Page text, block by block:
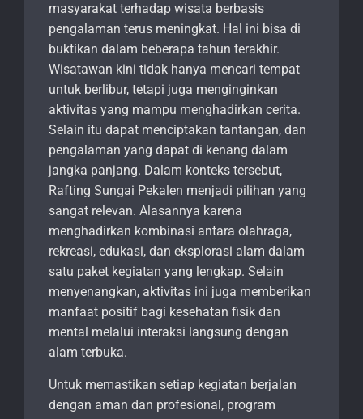
masyarakat terhadap wisata berbasis
pengalaman terus meningkat. Hal ini bisa di
buktikan dalam beberapa tahun terakhir.
Wisatawan kini tidak hanya mencari tempat
untuk berlibur, tetapi juga menginginkan
aktivitas yang mampu menghadirkan cerita.
Selain itu dapat menciptakan tantangan, dan
pengalaman yang dapat di kenang dalam
jangka panjang. Dalam konteks tersebut,
Rafting Sungai Pekalen menjadi pilihan yang
sangat relevan. Alasannya karena
menghadirkan kombinasi antara olahraga,
rekreasi, edukasi, dan eksplorasi alam dalam
satu paket kegiatan yang lengkap. Selain
menyenangkan, aktivitas ini juga memberikan
manfaat positif bagi kesehatan fisik dan
mental melalui interaksi langsung dengan
alam terbuka.
Untuk memastikan setiap kegiatan berjalan
dengan aman dan profesional, program